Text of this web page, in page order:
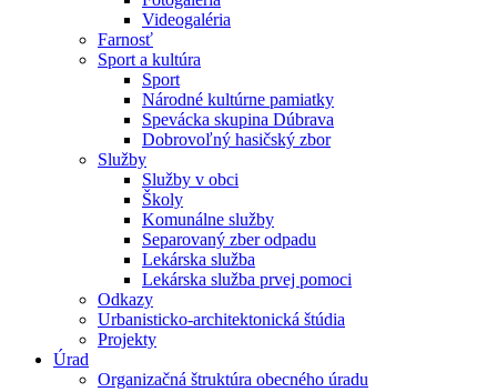
Videogaléria
Farnosť
Sport a kultúra
Sport
Národné kultúrne pamiatky
Spevácka skupina Dúbrava
Dobrovoľný hasičský zbor
Služby
Služby v obci
Školy
Komunálne služby
Separovaný zber odpadu
Lekárska služba
Lekárska služba prvej pomoci
Odkazy
Urbanisticko-architektonická štúdia
Projekty
Úrad
Organizačná štruktúra obecného úradu